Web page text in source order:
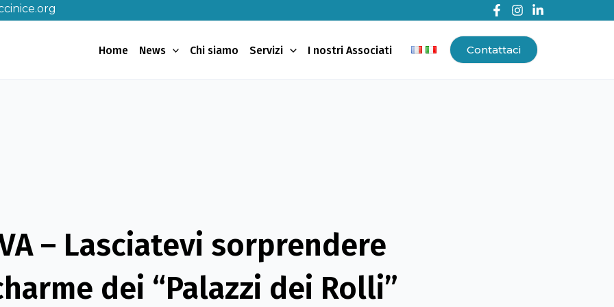
Home News Chi siamo Servizi I nostri Associati Contattaci
– Lasciatevi sorprendere
dei “Palazzi dei Rolli”